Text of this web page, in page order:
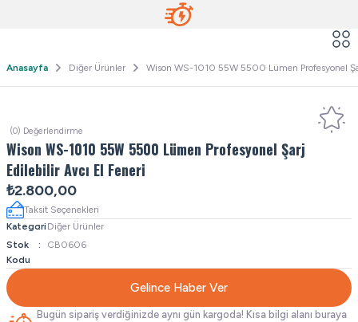
Anasayfa Diğer Ürünler Wison WS-1010 55W 5500 Lümen Profesyonel
(0) Değerlendirme
Wison WS-1010 55W 5500 Lümen Profesyonel Şarj
Edilebilir Avcı El Feneri
₺2.800,00
Taksit Seçenekleri
Kategori Diğer Ürünler
Stok
Kodu
CB0606
Gelince Haber Ver
Bugün sipariş verdiğinizde aynı gün kargoda! Kısa bilgi alanı buraya